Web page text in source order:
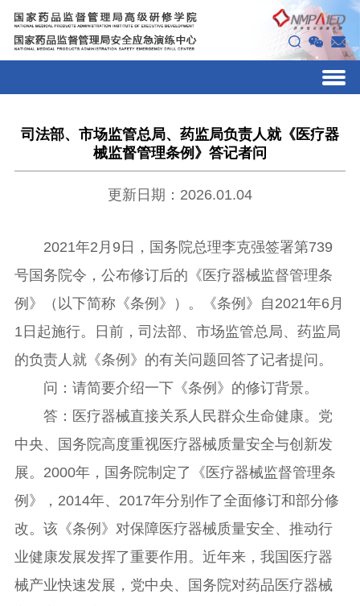
司法部、市场监管总局、药监局负责人就《医疗器
械监督管理条例》答记者问
更新日期：2026.01.04
2021年2月9日，国务院总理李克强签署第739
号国务院令，公布修订后的《医疗器械监督管理条
例》（以下简称《条例》）。《条例》自2021年6月
1日起施行。日前，司法部、市场监管总局、药监局
的负责人就《条例》的有关问题回答了记者提问。
问：请简要介绍一下《条例》的修订背景。
答：医疗器械直接关系人民群众生命健康。党
中央、国务院高度重视医疗器械质量安全与创新发
展。2000年，国务院制定了《医疗器械监督管理条
例》，2014年、2017年分别作了全面修订和部分修
改。该《条例》对保障医疗器械质量安全、推动行
业健康发展发挥了重要作用。近年来，我国医疗器
械产业快速发展，党中央、国务院对药品医疗器械